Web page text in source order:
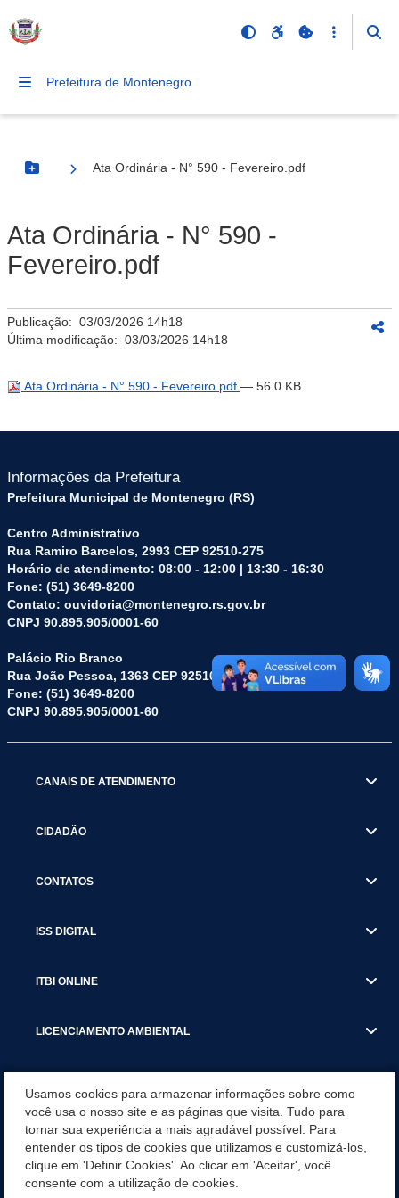
Prefeitura de Montenegro
Botão Menu
Ata Ordinária - N° 590 - Fevereiro.pdf
Ata Ordinária - N° 590 -
Fevereiro.pdf
Publicação: 03/03/2026 14h18
Última modificação: 03/03/2026 14h18
Ata Ordinária - N° 590 - Fevereiro.pdf — 56.0 KB
Informações da Prefeitura
Prefeitura Municipal de Montenegro (RS)
Centro Administrativo
Rua Ramiro Barcelos, 2993 CEP 92510-275
Horário de atendimento: 08:00 - 12:00 | 13:30 - 16:30
Fone: (51) 3649-8200
Contato: ouvidoria@montenegro.rs.gov.br
CNPJ 90.895.905/0001-60
Palácio Rio Branco
Rua João Pessoa, 1363 CEP 92510-045
Fone: (51) 3649-8200
CNPJ 90.895.905/0001-60
CANAIS DE ATENDIMENTO
CIDADÃO
CONTATOS
ISS DIGITAL
ITBI ONLINE
LICENCIAMENTO AMBIENTAL
SERVIÇOS
SERVIÇOS DO DEPARTAMENTO DE RECEITA MUNICIPAL
Usamos cookies para armazenar informações sobre como
você usa o nosso site e as páginas que visita. Tudo para
tornar sua experiência a mais agradável possível. Para
entender os tipos de cookies que utilizamos e customizá-los,
clique em 'Definir Cookies'. Ao clicar em 'Aceitar', você
consente com a utilização de cookies.